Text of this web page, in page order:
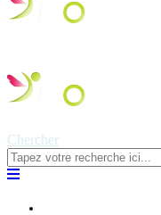
Chercher